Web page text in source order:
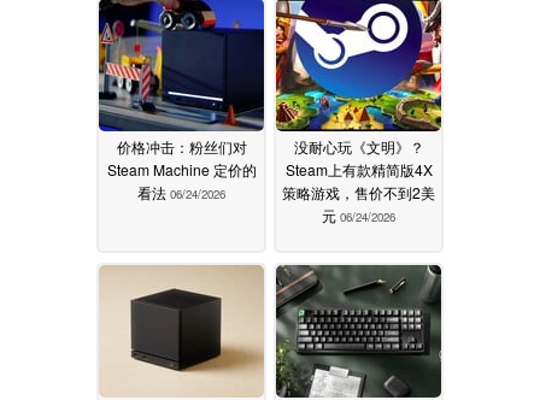
价格冲击：粉丝们对
Steam Machine 定价的
看法 06/24/2026
没耐心玩《文明》？
Steam上有款精简版4X
策略游戏，售价不到2美
元 06/24/2026